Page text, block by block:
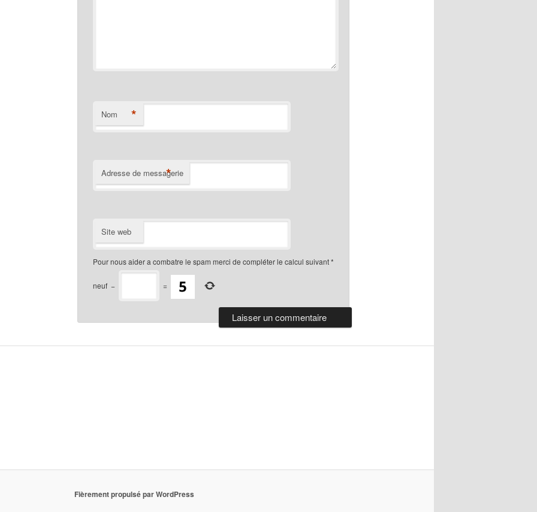
Nom *
Adresse de messagerie
*
Site web
Pour nous aider a combatre le spam merci de compléter le calcul suivant*
neuf − =
Fièrement propulsé par WordPress